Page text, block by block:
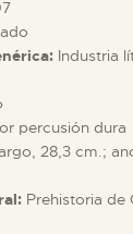
Industria
percusión dura
28,3 cm.;
Prehistoria de